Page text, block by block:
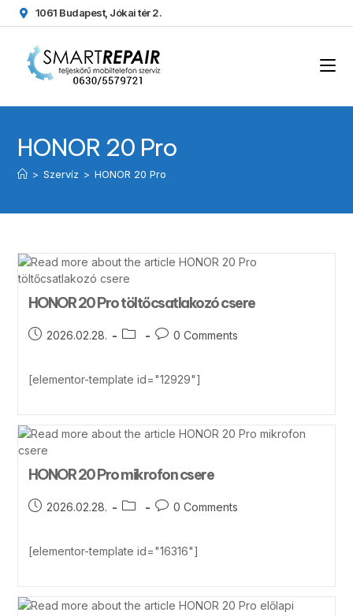
1061 Budapest, Jókai tér 2.
HONOR 20 Pro
> Szervíz > HONOR 20 Pro
HONOR 20 Pro töltőcsatlakozó csere
2026.02.28. 0 Comments
[elementor-template id="12929"]
HONOR 20 Pro mikrofon csere
2026.02.28. 0 Comments
[elementor-template id="16316"]